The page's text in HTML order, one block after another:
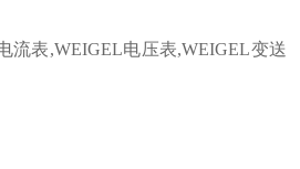
流表,WEIGEL电压表,WEIGEL变送